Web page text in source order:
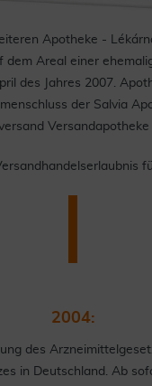
Apotheke -
dem Areal einer
des Jahres 2007.
der Salvia
Versandapotheke
2004:
des
in Deutschland. Ab